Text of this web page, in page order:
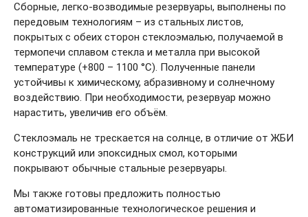
Сборные, легко-возводимые резервуары, выполнены по
передовым технологиям – из стальных листов,
покрытых с обеих сторон стеклоэмалью, получаемой в
термопечи сплавом стекла и металла при высокой
температуре (+800 – 1100 °С). Полученные панели
устойчивы к химическому, абразивному и солнечному
воздействию. При необходимости, резервуар можно
нарастить, увеличив его объём.
Стеклоэмаль не трескается на солнце, в отличие от ЖБИ
конструкций или эпоксидных смол, которыми
покрывают обычные стальные резервуары.
Мы также готовы предложить полностью
автоматизированные технологическое решения и